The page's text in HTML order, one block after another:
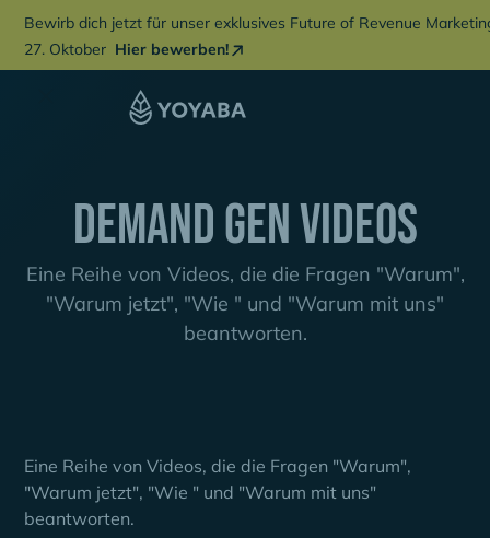
Bewirb dich jetzt für unser exklusives Future of Revenue
27. Oktober Hier bewerben!
Demand Gen Videos
Eine Reihe von Videos, die die Fragen "Warum",
"Warum jetzt", "Wie " und "Warum mit uns"
beantworten.
Eine Reihe von Videos, die die Fragen "Warum",
"Warum jetzt", "Wie " und "Warum mit uns"
beantworten.